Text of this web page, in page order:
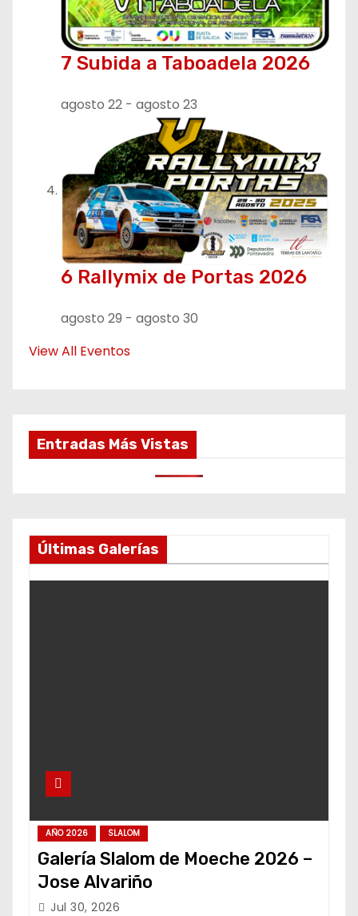
7 Subida a Taboadela 2026
agosto 22 - agosto 23
6 Rallymix de Portas 2026
agosto 29 - agosto 30
View All Eventos
Entradas Más Vistas
Últimas Galerías
AÑO 2026 SLALOM
Galería Slalom de Moeche 2026 –
Jose Alvariño
Jul 30, 2026